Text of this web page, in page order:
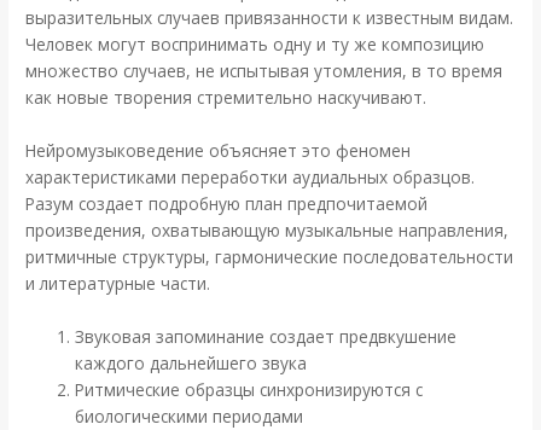
выразительных случаев привязанности к известным видам.
Человек могут воспринимать одну и ту же композицию
множество случаев, не испытывая утомления, в то время
как новые творения стремительно наскучивают.
Нейромузыковедение объясняет это феномен
характеристиками переработки аудиальных образцов.
Разум создает подробную план предпочитаемой
произведения, охватывающую музыкальные направления,
ритмичные структуры, гармонические последовательности
и литературные части.
Звуковая запоминание создает предвкушение
каждого дальнейшего звука
Ритмические образцы синхронизируются с
биологическими периодами